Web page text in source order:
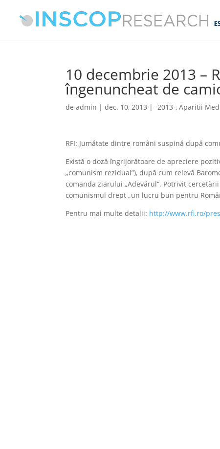
10 decembrie 2013 –
îngenuncheat de
deadmin |dec. 10, 2013 |-2013-,Aparitii
RFI: Jumătate dintre români suspină după
Există o doză îngrijorătoare de apreciere
„comunism rezidual”), după cum relevă
comanda ziarului „Adevărul“. Potrivit
comunismul drept „un lucru bun pentru
Pentru mai multe detalii: http://www.rfi.ro/